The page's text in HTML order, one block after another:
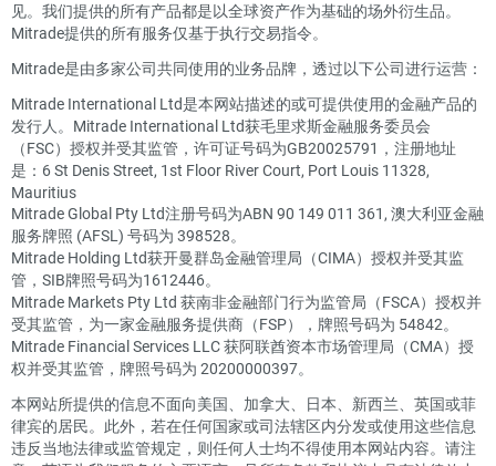
见。我们提供的所有产品都是以全球资产作为基础的场外衍生品。
Mitrade提供的所有服务仅基于执行交易指令。
Mitrade是由多家公司共同使用的业务品牌，透过以下公司进行运营：
Mitrade International Ltd是本网站描述的或可提供使用的金融产品的
发行人。Mitrade International Ltd获毛里求斯金融服务委员会
（FSC）授权并受其监管，许可证号码为GB20025791，注册地址
是：6 St Denis Street, 1st Floor River Court, Port Louis 11328,
Mauritius
Mitrade Global Pty Ltd注册号码为ABN 90 149 011 361, 澳大利亚金融
服务牌照 (AFSL) 号码为 398528。
Mitrade Holding Ltd获开曼群岛金融管理局（CIMA）授权并受其监
管，SIB牌照号码为1612446。
Mitrade Markets Pty Ltd 获南非金融部门行为监管局（FSCA）授权并
受其监管，为一家金融服务提供商（FSP），牌照号码为 54842。
Mitrade Financial Services LLC 获阿联酋资本市场管理局（CMA）授
权并受其监管，牌照号码为 20200000397。
本网站所提供的信息不面向美国、加拿大、日本、新西兰、英国或菲
律宾的居民。此外，若在任何国家或司法辖区内分发或使用这些信息
违反当地法律或监管规定，则任何人士均不得使用本网站内容。请注